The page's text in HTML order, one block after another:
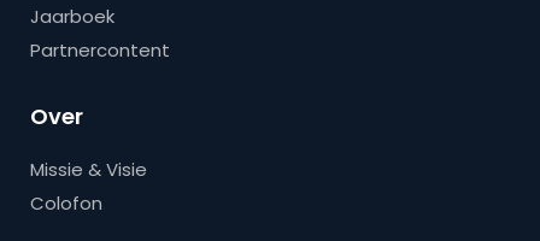
Jaarboek
Partnercontent
Over
Missie & Visie
Colofon